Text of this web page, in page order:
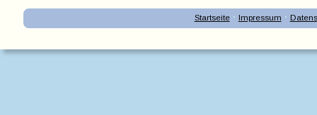
Startseite · Impressum ·